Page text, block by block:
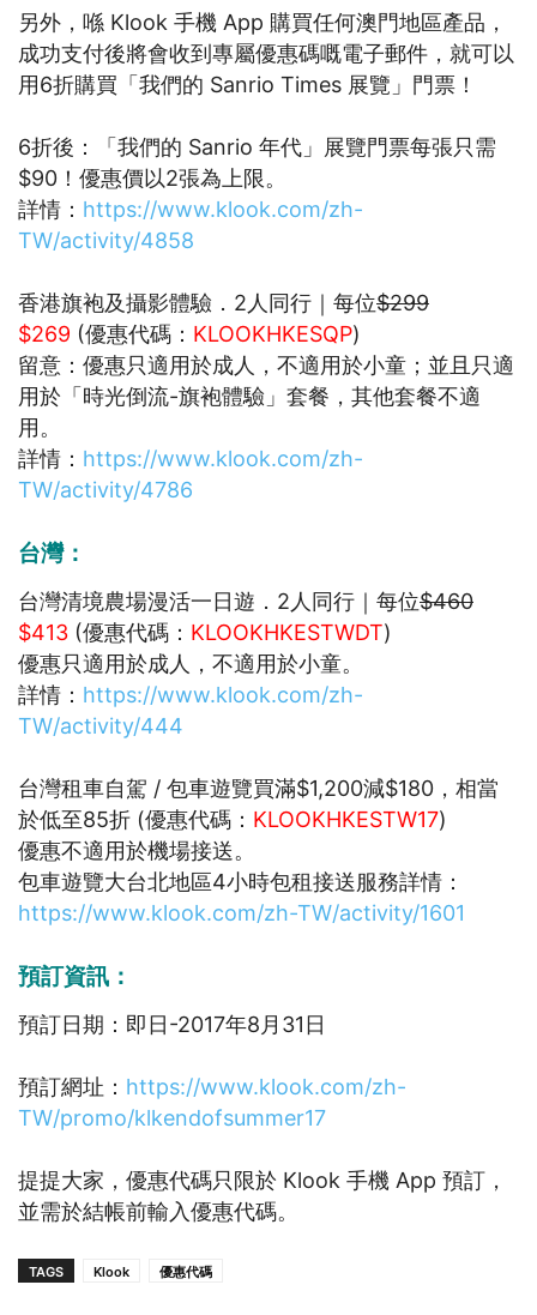
另外，喺 Klook 手機 App 購買任何澳門地區產品，
成功支付後將會收到專屬優惠碼嘅電子郵件，就可以
用6折購買「我們的 Sanrio Times 展覽」門票！
6折後：「我們的 Sanrio 年代」展覽門票每張只需
$90！優惠價以2張為上限。
詳情： https://www.klook.com/zh-
TW/activity/4858
香港旗袍及攝影體驗．2人同行｜每位$299
$269 (優惠代碼： KLOOKHKESQP)
留意：優惠只適用於成人，不適用於小童；並且只適
用於「時光倒流-旗袍體驗」套餐，其他套餐不適
用。
詳情： https://www.klook.com/zh-
TW/activity/4786
台灣：
台灣清境農場漫活一日遊．2人同行｜每位$460
$413 (優惠代碼： KLOOKHKESTWDT)
優惠只適用於成人，不適用於小童。
詳情： https://www.klook.com/zh-
TW/activity/444
台灣租車自駕 / 包車遊覽買滿$1,200減$180，相當
於低至85折 (優惠代碼： KLOOKHKESTW17)
優惠不適用於機場接送。
包車遊覽大台北地區4小時包租接送服務詳情：
https://www.klook.com/zh-TW/activity/1601
預訂資訊：
預訂日期：即日-2017年8月31日
預訂網址： https://www.klook.com/zh-
TW/promo/klkendofsummer17
提提大家，優惠代碼只限於 Klook 手機 App 預訂，
並需於結帳前輸入優惠代碼。
TAGS Klook 優惠代碼